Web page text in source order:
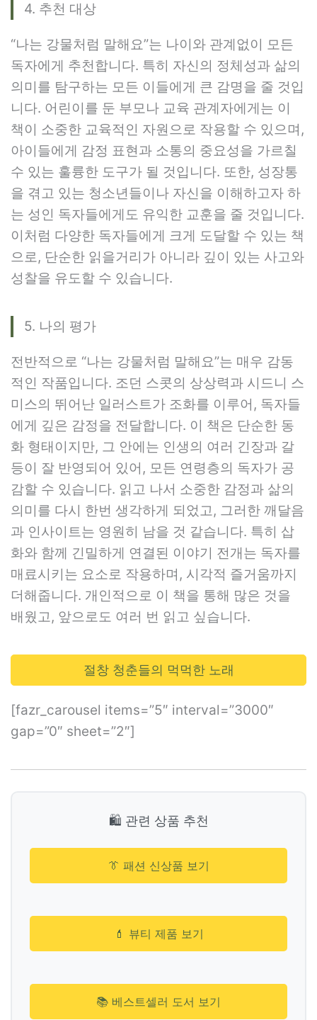
4. 추천 대상
“나는 강물처럼 말해요”는 나이와 관계없이 모든
독자에게 추천합니다. 특히 자신의 정체성과 삶의
의미를 탐구하는 모든 이들에게 큰 감명을 줄 것입
니다. 어린이를 둔 부모나 교육 관계자에게는 이
책이 소중한 교육적인 자원으로 작용할 수 있으며,
아이들에게 감정 표현과 소통의 중요성을 가르칠
수 있는 훌륭한 도구가 될 것입니다. 또한, 성장통
을 겪고 있는 청소년들이나 자신을 이해하고자 하
는 성인 독자들에게도 유익한 교훈을 줄 것입니다.
이처럼 다양한 독자들에게 크게 도달할 수 있는 책
으로, 단순한 읽을거리가 아니라 깊이 있는 사고와
성찰을 유도할 수 있습니다.
5. 나의 평가
전반적으로 “나는 강물처럼 말해요”는 매우 감동
적인 작품입니다. 조던 스콧의 상상력과 시드니 스
미스의 뛰어난 일러스트가 조화를 이루어, 독자들
에게 깊은 감정을 전달합니다. 이 책은 단순한 동
화 형태이지만, 그 안에는 인생의 여러 긴장과 갈
등이 잘 반영되어 있어, 모든 연령층의 독자가 공
감할 수 있습니다. 읽고 나서 소중한 감정과 삶의
의미를 다시 한번 생각하게 되었고, 그러한 깨달음
과 인사이트는 영원히 남을 것 같습니다. 특히 삽
화와 함께 긴밀하게 연결된 이야기 전개는 독자를
매료시키는 요소로 작용하며, 시각적 즐거움까지
더해줍니다. 개인적으로 이 책을 통해 많은 것을
배웠고, 앞으로도 여러 번 읽고 싶습니다.
절창 청춘들의 먹먹한 노래
[fazr_carousel items=”5″ interval=”3000″
gap=”0″ sheet=”2″]
🛍️ 관련 상품 추천
👔 패션 신상품 보기
💄 뷰티 제품 보기
📚 베스트셀러 도서 보기